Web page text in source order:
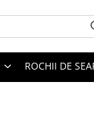
ROCHII DE